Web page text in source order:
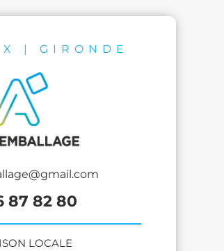
| GIRONDE
87 82 80
LOCALE